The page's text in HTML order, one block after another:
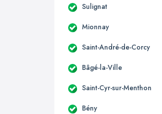
Sulignat
Mionnay
Saint-André-de-Corcy
Bâgé-la-Ville
Saint-Cyr-sur-Menthon
Bény